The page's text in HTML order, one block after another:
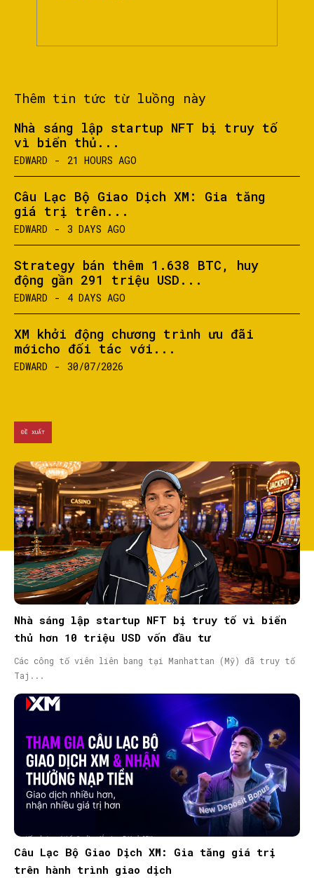
Thêm tin tức từ luồng này
Nhà sáng lập startup NFT bị truy tố
vì biển thủ...
EDWARD - 21 HOURS AGO
Câu Lạc Bộ Giao Dịch XM: Gia tăng
giá trị trên...
EDWARD - 3 DAYS AGO
Strategy bán thêm 1.638 BTC, huy
động gần 291 triệu USD...
EDWARD - 4 DAYS AGO
XM khởi động chương trình ưu đãi
mớicho đối tác với...
EDWARD - 30/07/2026
ĐỀ XUẤT
Nhà sáng lập startup NFT bị truy tố vì biển
thủ hơn 10 triệu USD vốn đầu tư
Các công tố viên liên bang tại Manhattan (Mỹ) đã truy tố
Taj...
Câu Lạc Bộ Giao Dịch XM: Gia tăng giá trị
trên hành trình giao dịch